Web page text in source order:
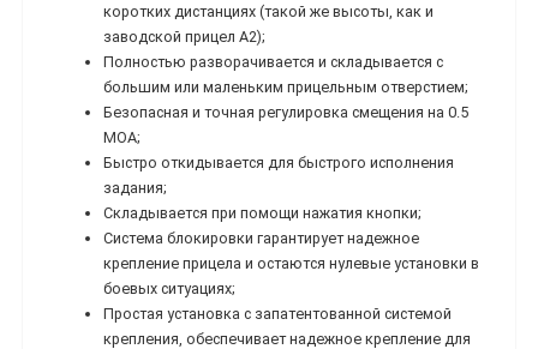
коротких дистанциях (такой же высоты, как и
заводской прицел A2);
Полностью разворачивается и складывается с
большим или маленьким прицельным отверстием;
Безопасная и точная регулировка смещения на 0.5
МОА;
Быстро откидывается для быстрого исполнения
задания;
Складывается при помощи нажатия кнопки;
Система блокировки гарантирует надежное
крепление прицела и остаются нулевые установки в
боевых ситуациях;
Простая установка с запатентованной системой
крепления, обеспечивает надежное крепление для